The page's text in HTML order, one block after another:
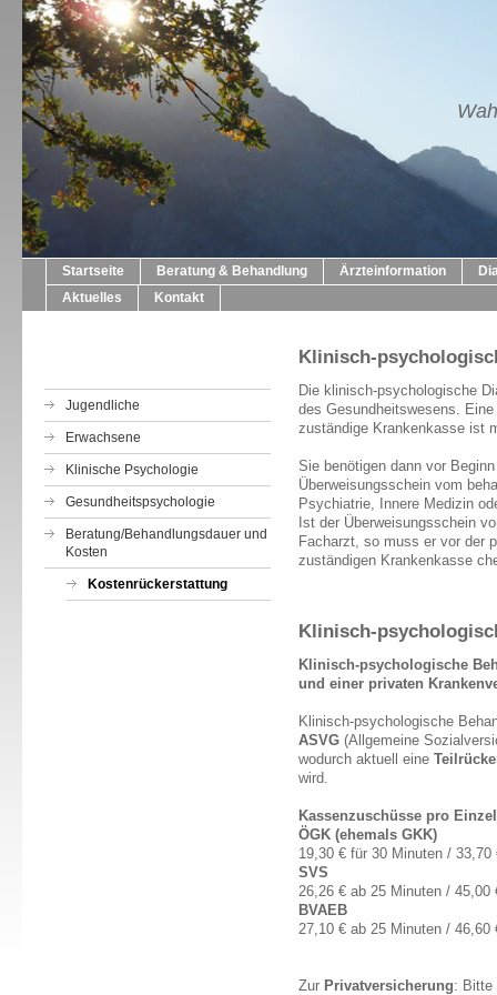
Startseite Beratung & Behandlung Ärzteinformation
Aktuelles
Kontakt
Jugendliche
Erwachsene
Klinische Psychologie
Gesundheitspsychologie
Beratung/Behandlungsdauer und
Kosten
Kostenrückerstattung
Klinisch-
Die klinisch-psychologische
des Gesundheitswesens.
zuständige Krankenkasse ist
Sie benötigen dann vor
Überweisungsschein vom
Psychiatrie, Innere Medizin
Ist der Überweisungsschein
Facharzt, so muss er vor der
zuständigen Krankenkasse
Klinisch-
Klinisch-psychologische
und einer privaten
Klinisch-psychologische
ASVG (Allgemeine
wodurch aktuell eine
wird.
Kassenzuschüsse pro
ÖGK (ehemals GKK)
19,30 € für 30 Minuten / 33,70
SVS
26,26 € ab 25 Minuten / 45,00
BVAEB
27,10 € ab 25 Minuten / 46,60
Zur Privatversicherung: Bitte